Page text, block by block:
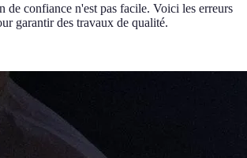
de confiance n'est pas facile. Voici les erreurs
garantir des travaux de qualité.